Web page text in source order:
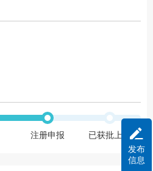
注册申报 已获批上市
发布
信息